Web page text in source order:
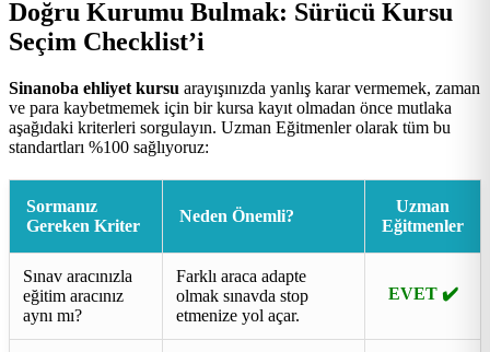
Doğru Kurumu Bulmak: Sürücü Kursu
Seçim Checklist’i
Sinanoba ehliyet kursu arayışınızda yanlış karar vermemek, zaman
ve para kaybetmemek için bir kursa kayıt olmadan önce mutlaka
aşağıdaki kriterleri sorgulayın. Uzman Eğitmenler olarak tüm bu
standartları %100 sağlıyoruz:
Sormanız
Gereken Kriter
Neden Önemli?
Uzman
Eğitmenler
Sınav aracınızla
eğitim aracınız
aynı mı?
Farklı araca adapte
olmak sınavda stop
etmenize yol açar.
EVET ✔️